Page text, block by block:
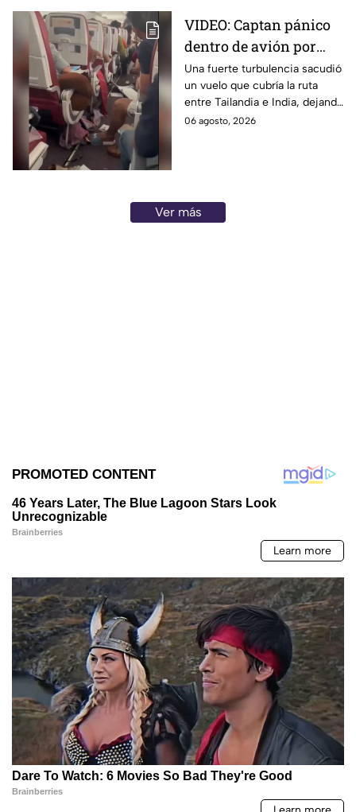
VIDEO: Captan pánico
dentro de avión por
turbulencia en el aire
en India; reportan 17
pasajeros lesionados
Una fuerte turbulencia sacudió
un vuelo que cubría la ruta
entre Tailandia e India, dejando
a personas lesionadas. El
06 agosto, 2026
Ver más